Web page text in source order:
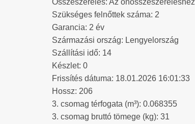
Szükséges felnőttek száma: 2
Garancia: 2 év
Származási ország: Lengyelország
Szállítási idő: 14
Készlet: 0
Frissítés dátuma: 18.01.2026 16:01:33
Hossz: 206
3. csomag térfogata (m³): 0.068355
3. csomag bruttó tömege (kg): 31